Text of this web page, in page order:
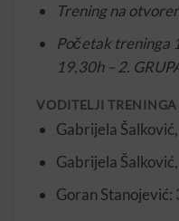
Trening na
Početak treninga
19,30h – 2.
VODITELJI
Gabrijela
Gabrijela
Goran Stanojević: